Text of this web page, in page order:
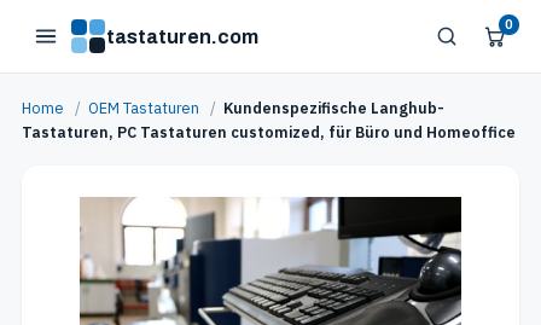
tastaturen.com
0
Home / OEM Tastaturen / Kundenspezifische Langhub-
Tastaturen, PC Tastaturen customized, für Büro und Homeoffice